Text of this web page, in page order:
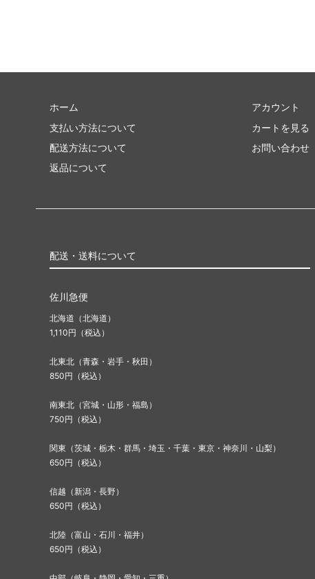
ホーム
支払い方法について
配送方法について
返品について
アカウント
カートを見る
お問い合わせ
配送・送料について
佐川急便
北海道（北海道）
1,110円（税込）
北東北（青森・岩手・秋田）
850円（税込）
南東北（宮城・山形・福島）
750円（税込）
関東（茨城・栃木・群馬・埼玉・千葉・東京・神奈川・山梨）
650円（税込）
信越（新潟・長野）
650円（税込）
北陸（富山・石川・福井）
650円（税込）